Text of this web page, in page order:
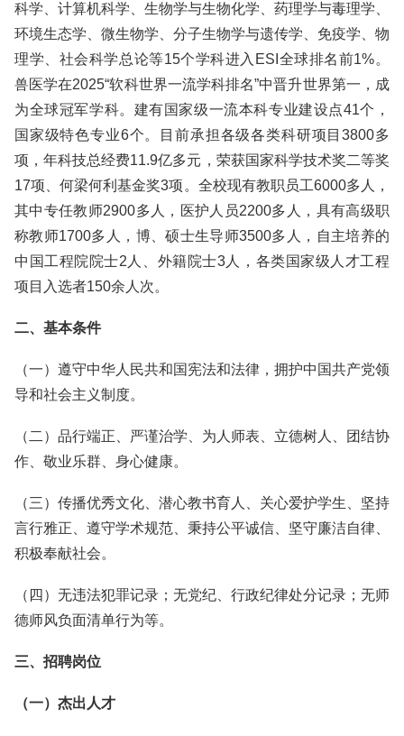
科学、计算机科学、生物学与生物化学、药理学与毒理学、
环境生态学、微生物学、分子生物学与遗传学、免疫学、物
理学、社会科学总论等15个学科进入ESI全球排名前1%。
兽医学在2025“软科世界一流学科排名”中晋升世界第一，成
为全球冠军学科。建有国家级一流本科专业建设点41个，
国家级特色专业6个。目前承担各级各类科研项目3800多
项，年科技总经费11.9亿多元，荣获国家科学技术奖二等奖
17项、何梁何利基金奖3项。全校现有教职员工6000多人，
其中专任教师2900多人，医护人员2200多人，具有高级职
称教师1700多人，博、硕士生导师3500多人，自主培养的
中国工程院院士2人、外籍院士3人，各类国家级人才工程
项目入选者150余人次。
二、基本条件
（一）遵守中华人民共和国宪法和法律，拥护中国共产党领
导和社会主义制度。
（二）品行端正、严谨治学、为人师表、立德树人、团结协
作、敬业乐群、身心健康。
（三）传播优秀文化、潜心教书育人、关心爱护学生、坚持
言行雅正、遵守学术规范、秉持公平诚信、坚守廉洁自律、
积极奉献社会。
（四）无违法犯罪记录；无党纪、行政纪律处分记录；无师
德师风负面清单行为等。
三、招聘岗位
（一）杰出人才